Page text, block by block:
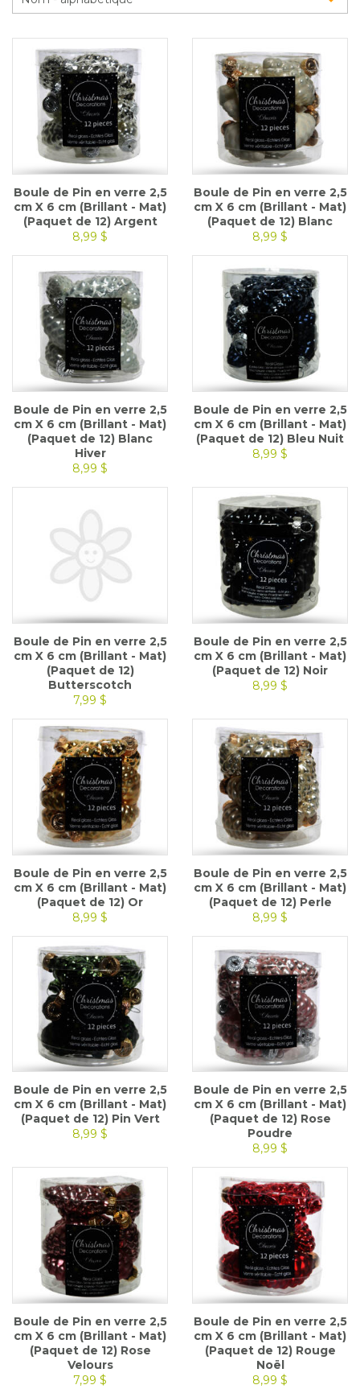
Calendrier horticole
Service à la clientèle
Boule de Pin en verre 2,5
cm X 6 cm (Brillant - Mat)
(Paquet de 12) Argent
8,99 $
Boule de Pin en verre 2,5
cm X 6 cm (Brillant - Mat)
(Paquet de 12) Blanc
8,99 $
Boule de Pin en verre 2,5
cm X 6 cm (Brillant - Mat)
(Paquet de 12) Blanc
Hiver
8,99 $
Boule de Pin en verre 2,5
cm X 6 cm (Brillant - Mat)
(Paquet de 12) Bleu Nuit
8,99 $
Boule de Pin en verre 2,5
cm X 6 cm (Brillant - Mat)
(Paquet de 12)
Butterscotch
7,99 $
Boule de Pin en verre 2,5
cm X 6 cm (Brillant - Mat)
(Paquet de 12) Noir
8,99 $
Boule de Pin en verre 2,5
cm X 6 cm (Brillant - Mat)
(Paquet de 12) Or
8,99 $
Boule de Pin en verre 2,5
cm X 6 cm (Brillant - Mat)
(Paquet de 12) Perle
8,99 $
Boule de Pin en verre 2,5
cm X 6 cm (Brillant - Mat)
(Paquet de 12) Pin Vert
8,99 $
Boule de Pin en verre 2,5
cm X 6 cm (Brillant - Mat)
(Paquet de 12) Rose
Poudre
8,99 $
Boule de Pin en verre 2,5
cm X 6 cm (Brillant - Mat)
(Paquet de 12) Rose
Velours
7,99 $
Boule de Pin en verre 2,5
cm X 6 cm (Brillant - Mat)
(Paquet de 12) Rouge
Noël
8,99 $